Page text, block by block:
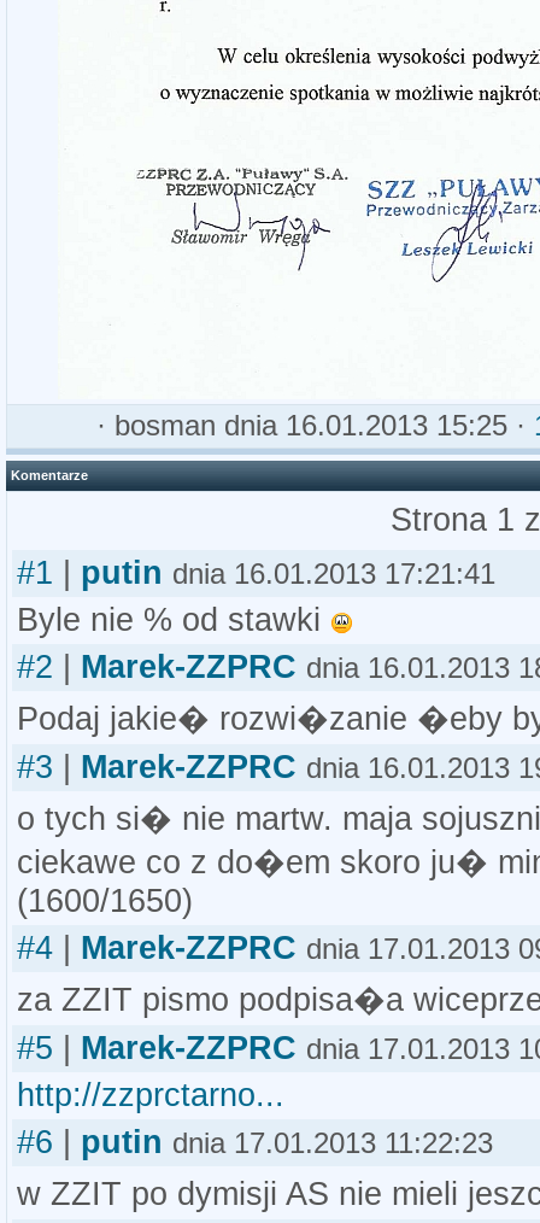
· bosman dnia 16.01.2013 15:25 ·
Komentarze
Strona 1
#1
putin dnia 16.01.2013 17:21:41
Byle nie % od stawki
#2
Marek-ZZPRC dnia 16.01.2013
Podaj jakie� rozwi�zanie �eby
#3
Marek-ZZPRC dnia 16.01.2013
o tych si� nie martw. maja
ciekawe co z do�em skoro ju�
(1600/1650)
#4
Marek-ZZPRC dnia 17.01.2013
za ZZIT pismo podpisa�a
#5
Marek-ZZPRC dnia 17.01.2013
http://zzprctarno...
#6
putin dnia 17.01.2013 11:22:23
w ZZIT po dymisji AS nie mieli